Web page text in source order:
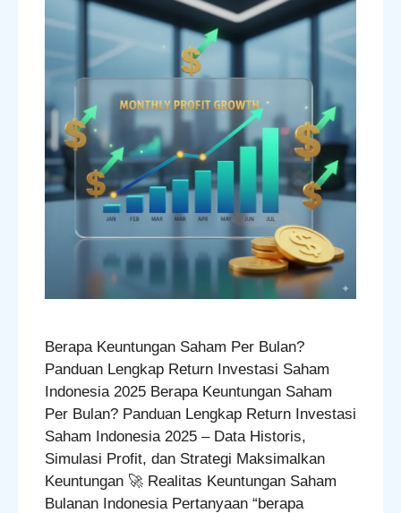
Berapa Keuntungan Saham Per Bulan?
Panduan Lengkap Return Investasi Saham
Indonesia 2025 Berapa Keuntungan Saham
Per Bulan? Panduan Lengkap Return Investasi
Saham Indonesia 2025 – Data Historis,
Simulasi Profit, dan Strategi Maksimalkan
Keuntungan 🚀 Realitas Keuntungan Saham
Bulanan Indonesia Pertanyaan “berapa